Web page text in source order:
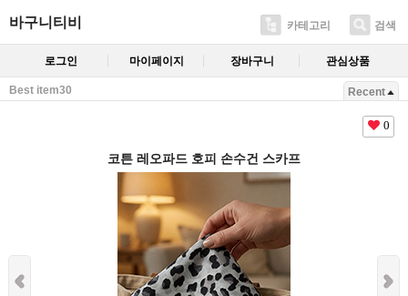
바구니티비 카테고리 검색
로그인 마이페이지 장바구니 관심상품
Best item30 Recent
0
코튼 레오파드 호피 손수건 스카프